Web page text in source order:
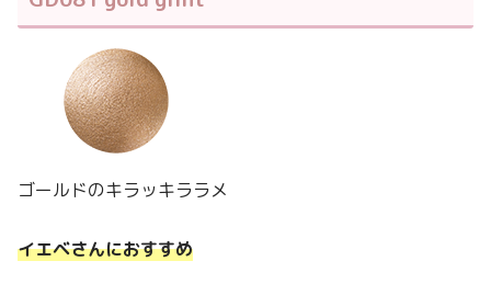
ゴールドのキラッキララメ
イエベさんにおすすめ